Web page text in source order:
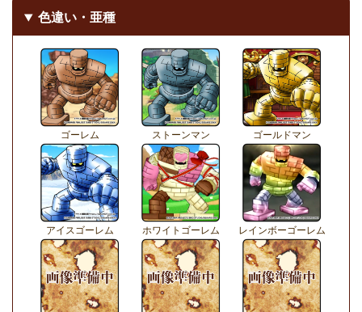
色違い・亜種
ゴーレム ストーンマン ゴールドマン
アイスゴーレム ホワイトゴーレム レインボーゴーレム